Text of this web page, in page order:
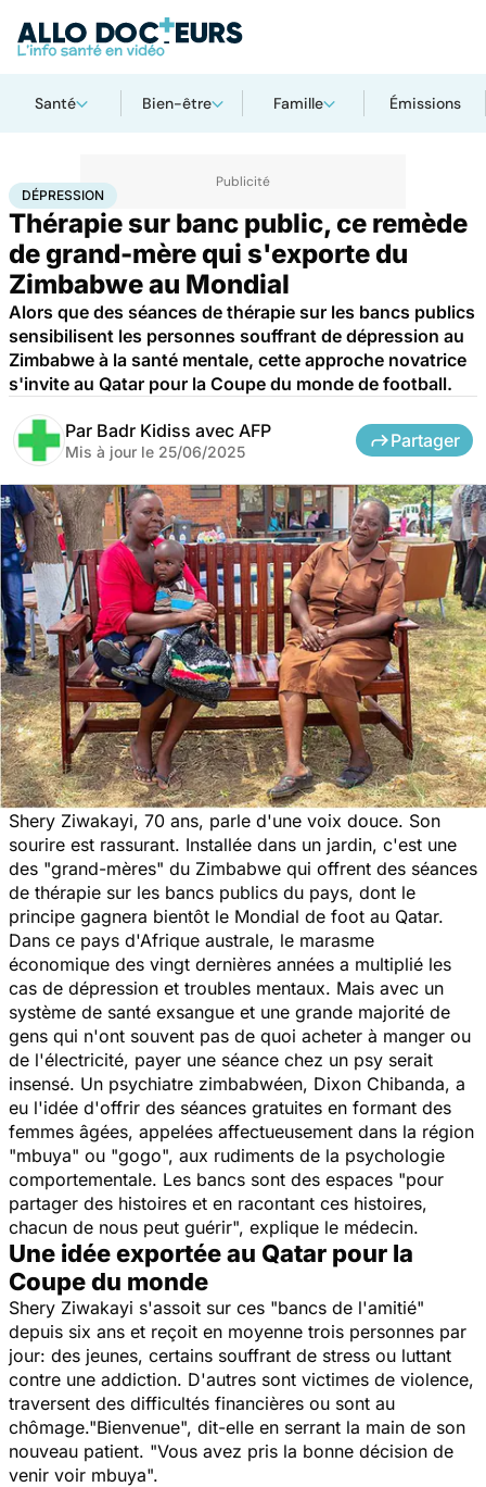
Santé Bien-être Famille Émissions
AccueilSantéDépression
DÉPRESSION
Thérapie sur banc public, ce remède
de grand-mère qui s'exporte du
Zimbabwe au Mondial
Alors que des séances de thérapie sur les bancs publics
sensibilisent les personnes souffrant de dépression au
Zimbabwe à la santé mentale, cette approche novatrice
s'invite au Qatar pour la Coupe du monde de football.
Par Badr Kidiss avec AFP
Mis à jour le 25/06/2025
Partager
Shery Ziwakayi, 70 ans, parle d'une voix douce. Son
sourire est rassurant. Installée dans un jardin, c'est une
des "grand-mères" du Zimbabwe qui offrent des séances
de thérapie sur les bancs publics du pays, dont le
principe gagnera bientôt le Mondial de foot au Qatar.
Dans ce pays d'Afrique australe, le marasme
économique des vingt dernières années a multiplié les
cas de dépression et troubles mentaux. Mais avec un
système de santé exsangue et une grande majorité de
gens qui n'ont souvent pas de quoi acheter à manger ou
de l'électricité, payer une séance chez un psy serait
insensé. Un psychiatre zimbabwéen, Dixon Chibanda, a
eu l'idée d'offrir des séances gratuites en formant des
femmes âgées, appelées affectueusement dans la région
"mbuya" ou "gogo", aux rudiments de la psychologie
comportementale. Les bancs sont des espaces "pour
partager des histoires et en racontant ces histoires,
chacun de nous peut guérir", explique le médecin.
Une idée exportée au Qatar pour la
Coupe du monde
Shery Ziwakayi s'assoit sur ces "bancs de l'amitié"
depuis six ans et reçoit en moyenne trois personnes par
jour: des jeunes, certains souffrant de stress ou luttant
contre une addiction. D'autres sont victimes de violence,
traversent des difficultés financières ou sont au
chômage."Bienvenue", dit-elle en serrant la main de son
nouveau patient. "Vous avez pris la bonne décision de
venir voir mbuya".